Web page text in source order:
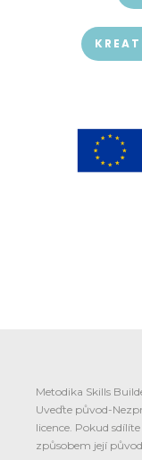
Metodika Skills
Uveďte původ-
licence. Pokud
způsobem její